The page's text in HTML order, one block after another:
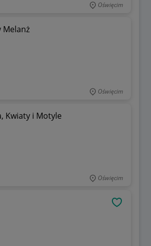
Oświęcim
Melanż
Oświęcim
Kwiaty i Motyle
Oświęcim